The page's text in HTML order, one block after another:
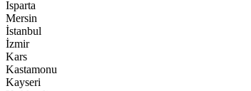
Isparta
Mersin
İstanbul
İzmir
Kars
Kastamonu
Kayseri